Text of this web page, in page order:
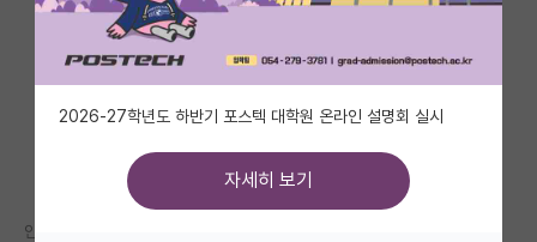
IF 명예의전당
자유 게시판(아무개랩)
미국 유학 게시판
미국 대학원 합격 후기 게시판
안녕하세요 선생님들,
2026-27학년도 하반기 포스텍 대학원 온라인 설명회 실시
자세히 보기